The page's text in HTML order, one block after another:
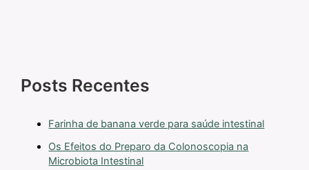
Posts Recentes
Farinha de banana verde para saúde intestinal
Os Efeitos do Preparo da Colonoscopia na
Microbiota Intestinal